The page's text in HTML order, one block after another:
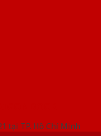
tại TP. Hồ Chí Minh